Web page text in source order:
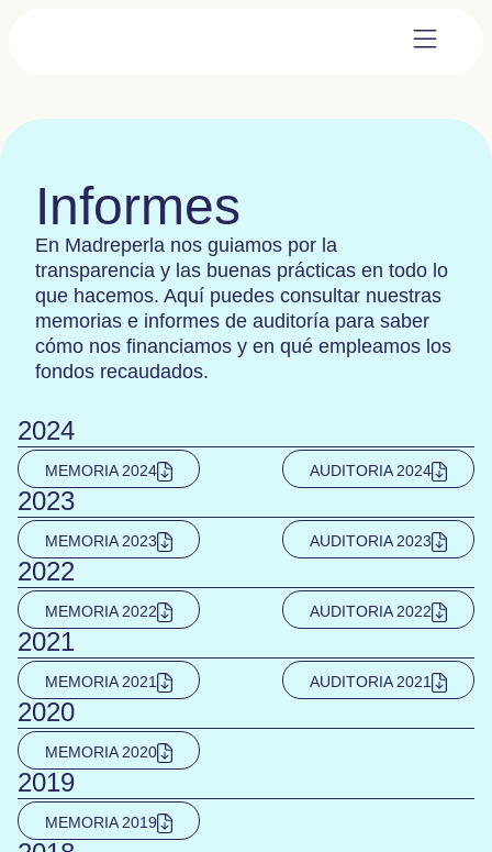
Informes
En Madreperla nos guiamos por la
transparencia y las buenas prácticas en todo lo
que hacemos. Aquí puedes consultar nuestras
memorias e informes de auditoría para saber
cómo nos financiamos y en qué empleamos los
fondos recaudados.
2024
MEMORIA 2024 AUDITORIA 2024
2023
MEMORIA 2023 AUDITORIA 2023
2022
MEMORIA 2022 AUDITORIA 2022
2021
MEMORIA 2021 AUDITORIA 2021
2020
MEMORIA 2020
2019
MEMORIA 2019